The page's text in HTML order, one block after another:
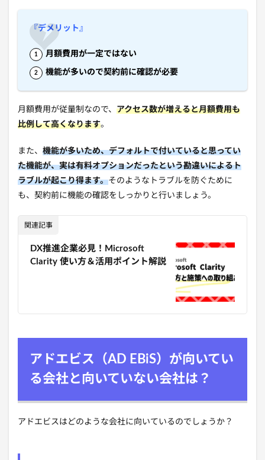
『デメリット』
月額費用が一定ではない
機能が多いので契約前に確認が必要
月額費用が従量制なので、 アクセス数が増えると月額費用も
比例して高くなります。
また、 機能が多いため、デフォルトで付いていると思ってい
た機能が、実は有料オプションだったという勘違いによるト
ラブルが起こり得ます。そのようなトラブルを防ぐために
も、契約前に機能の確認をしっかりと行いましょう。
関連記事
DX推進企業必見！Microsoft
Clarity 使い方＆活用ポイント解説
アドエビス（AD EBiS）が向いてい
る会社と向いていない会社は？
アドエビスはどのような会社に向いているのでしょうか？